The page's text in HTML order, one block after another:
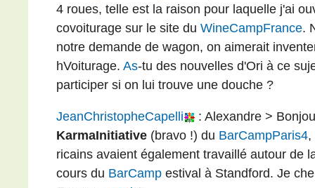
4 roues, telle est la raison pour laquelle j'ai
covoiturage sur le site du WineCampFrance.
notre demande de wagon, on aimerait
hVoiturage. As-tu des nouvelles d'Ori à ce
participer si on lui trouve une douche ?
JeanChristopheCapelli
: Alexandre >
KarmaInitiative (bravo !) du BarCampParis4,
ricains avaient également travaillé autour de
cours du BarCamp estival à Standford. Je